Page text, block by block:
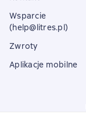
Wsparcie
(help@litres.pl)
Zwroty
Aplikacje mobilne